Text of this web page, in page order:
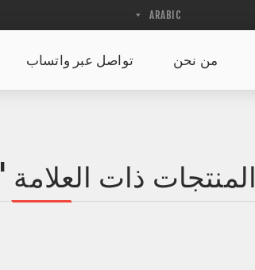
من نحن تواصل عبر واتساب
المنتجات ذات العلامة 'CASUAL T STIRT'